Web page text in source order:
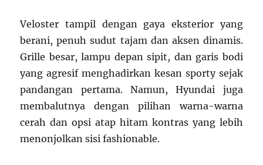
Veloster tampil dengan gaya eksterior yang
berani, penuh sudut tajam dan aksen dinamis.
Grille besar, lampu depan sipit, dan garis bodi
yang agresif menghadirkan kesan sporty sejak
pandangan pertama. Namun, Hyundai juga
membalutnya dengan pilihan warna-warna
cerah dan opsi atap hitam kontras yang lebih
menonjolkan sisi fashionable.